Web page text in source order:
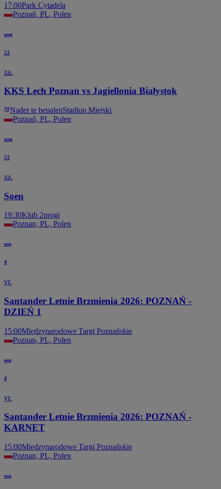
17:00Park Cytadela
Poznań, PL, Polen
aug
22
za.
KKS Lech Poznan vs Jagiellonia Białystok
Nader te bepalenStadion Miejski
Poznań, PL, Polen
aug
22
za.
Soen
19:30Klub 2progi
Poznan, PL, Polen
sep
4
vr.
Santander Letnie Brzmienia 2026: POZNAŃ -
DZIEŃ 1
15:00Międzynarodowe Targi Poznańskie
Poznan, PL, Polen
sep
4
vr.
Santander Letnie Brzmienia 2026: POZNAŃ -
KARNET
15:00Międzynarodowe Targi Poznańskie
Poznan, PL, Polen
sep